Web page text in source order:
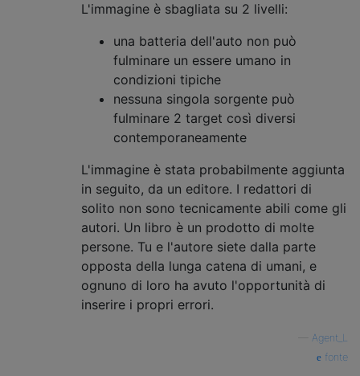
L'immagine è sbagliata su 2 livelli:
una batteria dell'auto non può
fulminare un essere umano in
condizioni tipiche
nessuna singola sorgente può
fulminare 2 target così diversi
contemporaneamente
L'immagine è stata probabilmente aggiunta
in seguito, da un editore. I redattori di
solito non sono tecnicamente abili come gli
autori. Un libro è un prodotto di molte
persone. Tu e l'autore siete dalla parte
opposta della lunga catena di umani, e
ognuno di loro ha avuto l'opportunità di
inserire i propri errori.
Agent_L
fonte